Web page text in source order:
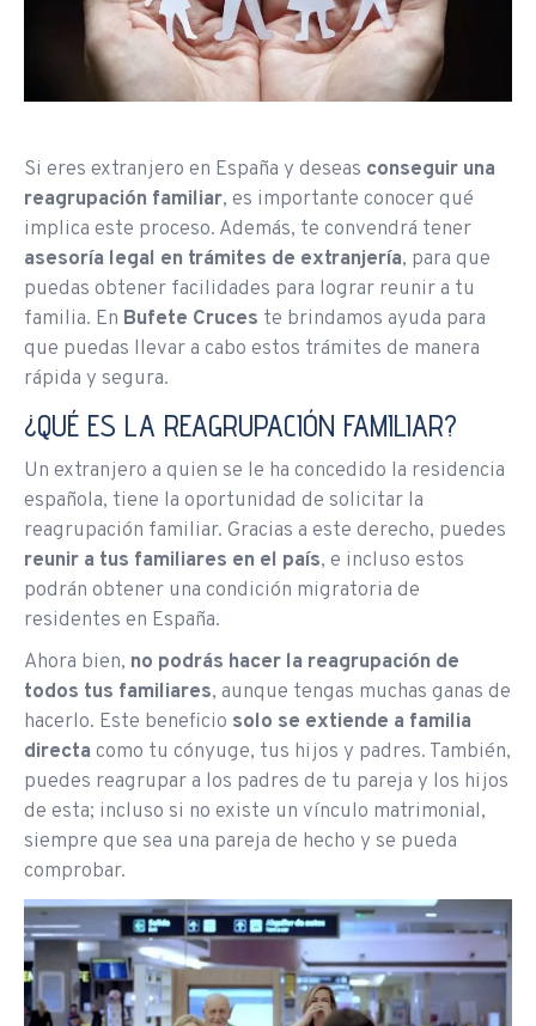
Si eres extranjero en España y deseas conseguir una
reagrupación familiar, es importante conocer qué
implica este proceso. Además, te convendrá tener
asesoría legal en trámites de extranjería, para que
puedas obtener facilidades para lograr reunir a tu
familia. En Bufete Cruces te brindamos ayuda para
que puedas llevar a cabo estos trámites de manera
rápida y segura.
¿QUÉ ES LA REAGRUPACIÓN FAMILIAR?
Un extranjero a quien se le ha concedido la residencia
española, tiene la oportunidad de solicitar la
reagrupación familiar. Gracias a este derecho, puedes
reunir a tus familiares en el país, e incluso estos
podrán obtener una condición migratoria de
residentes en España.
Ahora bien, no podrás hacer la reagrupación de
todos tus familiares, aunque tengas muchas ganas de
hacerlo. Este beneficio solo se extiende a familia
directa como tu cónyuge, tus hijos y padres. También,
puedes reagrupar a los padres de tu pareja y los hijos
de esta; incluso si no existe un vínculo matrimonial,
siempre que sea una pareja de hecho y se pueda
comprobar.